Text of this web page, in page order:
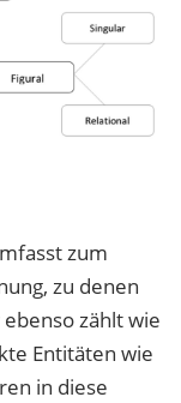
zum
zu denen
zählt wie
Entitäten wie
in diese